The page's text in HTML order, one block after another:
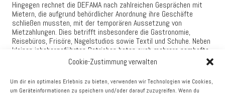
Cookie-Zustimmung verwalten
Um dir ein optimales Erlebnis zu bieten, verwenden wir Technologien wie Cookies,
um Geräteinformationen zu speichern und/oder darauf zuzugreifen. Wenn du
Hingegen rechnet die DEFAMA nach zahlreichen Gesprächen mit
Mietern, die aufgrund behördlicher Anordnung ihre Geschäfte
schließen mussten, mit der temporären Aussetzung von
Mietzahlungen. Dies betrifft insbesondere die Gastronomie,
Reisebüros, Frisöre, Nagelstudios sowie Textil und Schuhe. Neben
kleinen inhabergeführten Betrieben baten auch mehrere namhafte
Filialisten um vorübergehende Mietstundungen. Nach aktueller
Einschätzung wird der weit überwiegende Teil dieser Mieten
nachgezahlt werden. Insofern betrifft dies zunächst lediglich die
Liquiditäts-, nicht jedoch die Ertragslage.